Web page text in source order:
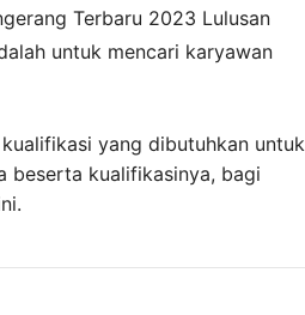
Terbaru 2023 Lulusan
untuk mencari karyawan
yang dibutuhkan untuk
beserta kualifikasinya, bagi